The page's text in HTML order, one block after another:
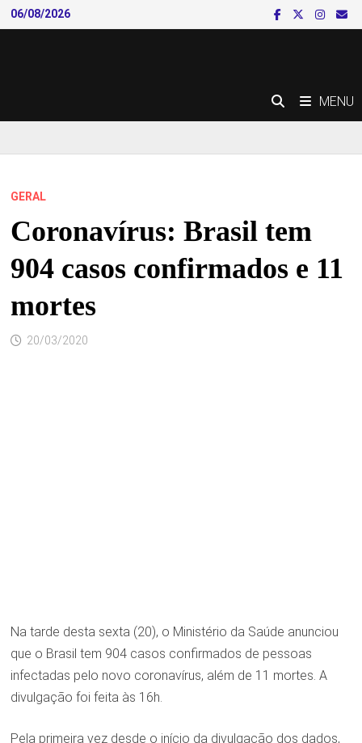
Skip
to
06/08/2026
MENU
GERAL
Coronavírus: Brasil tem
904 casos confirmados e 11
mortes
20/03/2020
Na tarde desta sexta (20), o Ministério da Saúde anunciou
que o Brasil tem 904 casos confirmados de pessoas
infectadas pelo novo coronavírus, além de 11 mortes. A
divulgação foi feita às 16h.
Pela primeira vez desde o início da divulgação dos dados,